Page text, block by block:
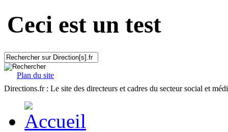
Ceci est un test
Plan du site
Directions.fr : Le site des directeurs et cadres du secteur social et